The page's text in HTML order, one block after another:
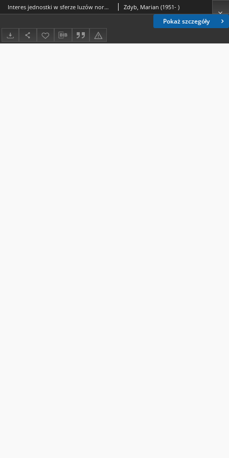
Pokaż szczegóły
Interes jednostki w sferze luzów normatywnych (pojęcia nieostre) Zdyb, Marian (1951- )